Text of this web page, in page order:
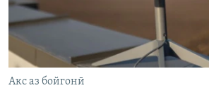
Акс аз бойгонӣ